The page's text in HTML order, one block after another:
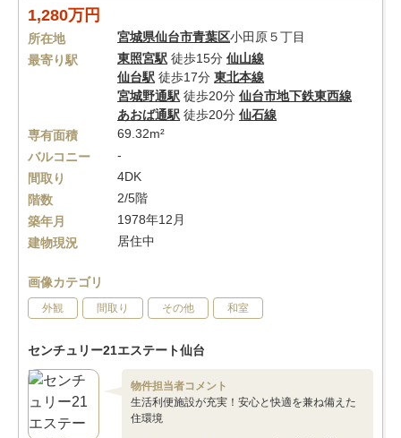
1,280万円
所在地 宮城県仙台市青葉区小田原５丁目
最寄り駅
東照宮駅 徒歩15分 仙山線
仙台駅 徒歩17分 東北本線
宮城野通駅 徒歩20分 仙台市地下鉄東西線
あおば通駅 徒歩20分 仙石線
専有面積
69.32m²
バルコニー
-
間取り
4DK
階数
2/5階
築年月
1978年12月
建物現況
居住中
画像カテゴリ
外観 間取り その他 和室
センチュリー21エステート仙台
物件担当者コメント
生活利便施設が充実！安心と快適を兼ね備えた
住環境